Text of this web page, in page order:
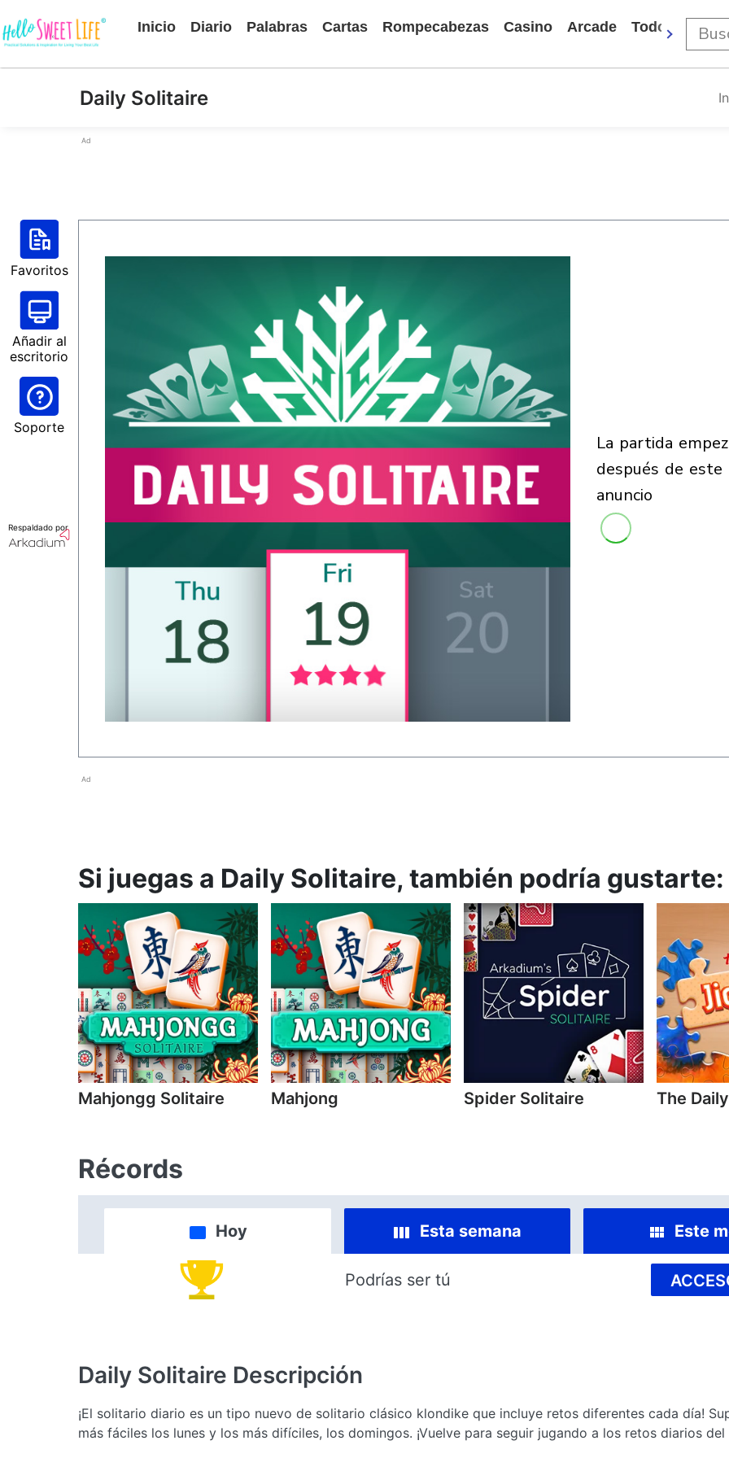
Inicio Diario Palabras Cartas Rompecabezas Casino Arcade Todos Los
Daily Solitaire
Ad
Favoritos
Añadir al
escritorio
Soporte
Respaldado por
la partida empezará
después de este
anuncio
Ad
Si juegas a Daily Solitaire, también podría gustarte:
Mahjongg Solitaire Mahjong Spider Solitaire The
Récords
Hoy Esta semana Este
Podrías ser tú
Daily Solitaire Descripción
¡El solitario diario es un tipo nuevo de solitario clásico klondike que incluye retos diferentes cada día!
más fáciles los lunes y los más difíciles, los domingos. ¡Vuelve para seguir jugando a los retos diarios